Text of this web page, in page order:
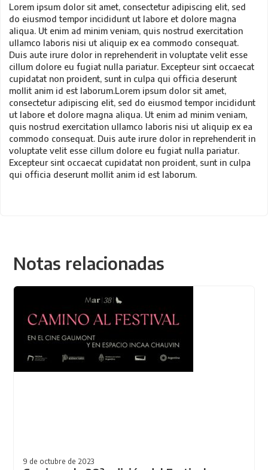
Lorem ipsum dolor sit amet, consectetur adipiscing elit, sed
do eiusmod tempor incididunt ut labore et dolore magna
aliqua. Ut enim ad minim veniam, quis nostrud exercitation
ullamco laboris nisi ut aliquip ex ea commodo consequat.
Duis aute irure dolor in reprehenderit in voluptate velit esse
cillum dolore eu fugiat nulla pariatur. Excepteur sint occaecat
cupidatat non proident, sunt in culpa qui officia deserunt
mollit anim id est laborum.Lorem ipsum dolor sit amet,
consectetur adipiscing elit, sed do eiusmod tempor incididunt
ut labore et dolore magna aliqua. Ut enim ad minim veniam,
quis nostrud exercitation ullamco laboris nisi ut aliquip ex ea
commodo consequat. Duis aute irure dolor in reprehenderit in
voluptate velit esse cillum dolore eu fugiat nulla pariatur.
Excepteur sint occaecat cupidatat non proident, sunt in culpa
qui officia deserunt mollit anim id est laborum.
Notas relacionadas
9 de octubre de 2023